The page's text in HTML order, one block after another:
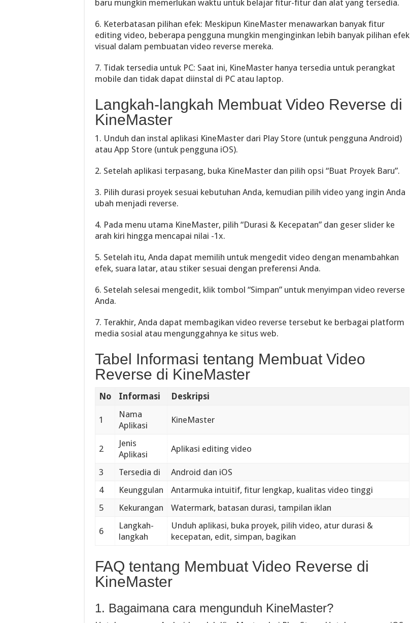
baru mungkin memerlukan waktu untuk belajar fitur-fitur dan alat yang tersedia.
6. Keterbatasan pilihan efek: Meskipun KineMaster menawarkan banyak fitur
editing video, beberapa pengguna mungkin menginginkan lebih banyak pilihan efek
visual dalam pembuatan video reverse mereka.
7. Tidak tersedia untuk PC: Saat ini, KineMaster hanya tersedia untuk perangkat
mobile dan tidak dapat diinstal di PC atau laptop.
Langkah-langkah Membuat Video Reverse di
KineMaster
1. Unduh dan instal aplikasi KineMaster dari Play Store (untuk pengguna Android)
atau App Store (untuk pengguna iOS).
2. Setelah aplikasi terpasang, buka KineMaster dan pilih opsi “Buat Proyek Baru”.
3. Pilih durasi proyek sesuai kebutuhan Anda, kemudian pilih video yang ingin Anda
ubah menjadi reverse.
4. Pada menu utama KineMaster, pilih “Durasi & Kecepatan” dan geser slider ke
arah kiri hingga mencapai nilai -1x.
5. Setelah itu, Anda dapat memilih untuk mengedit video dengan menambahkan
efek, suara latar, atau stiker sesuai dengan preferensi Anda.
6. Setelah selesai mengedit, klik tombol “Simpan” untuk menyimpan video reverse
Anda.
7. Terakhir, Anda dapat membagikan video reverse tersebut ke berbagai platform
media sosial atau mengunggahnya ke situs web.
Tabel Informasi tentang Membuat Video
Reverse di KineMaster
No Informasi Deskripsi
1
Nama
Aplikasi
KineMaster
2
Jenis
Aplikasi
Aplikasi editing video
3 Tersedia di
Android dan iOS
4
Keunggulan
Antarmuka intuitif, fitur lengkap, kualitas video tinggi
5
Kekurangan Watermark, batasan durasi, tampilan iklan
6
Langkah-
langkah
Unduh aplikasi, buka proyek, pilih video, atur durasi &
kecepatan, edit, simpan, bagikan
FAQ tentang Membuat Video Reverse di
KineMaster
1. Bagaimana cara mengunduh KineMaster?